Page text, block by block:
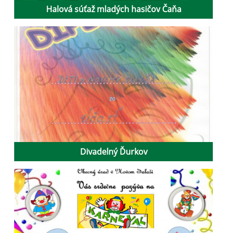
Halová súťaž mladých hasičov Čaňa
Divadelný Ďurkov